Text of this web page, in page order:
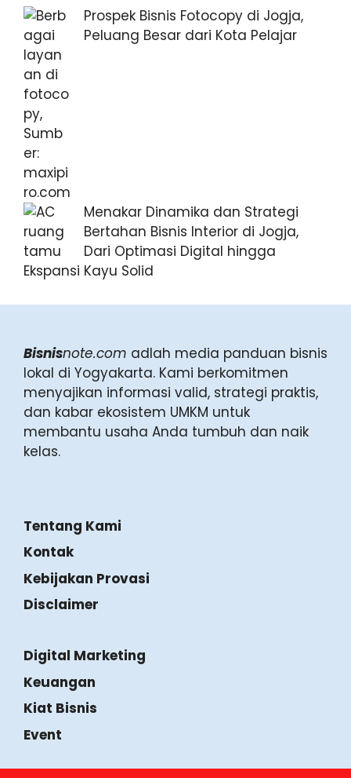
Prospek Bisnis Fotocopy di Jogja,
Peluang Besar dari Kota Pelajar
Menakar Dinamika dan Strategi
Bertahan Bisnis Interior di Jogja,
Dari Optimasi Digital hingga
Ekspansi Kayu Solid
Bisnisnote.com adlah media panduan bisnis
lokal di Yogyakarta. Kami berkomitmen
menyajikan informasi valid, strategi praktis,
dan kabar ekosistem UMKM untuk
membantu usaha Anda tumbuh dan naik
kelas.
Tentang Kami
Kontak
Kebijakan Provasi
Disclaimer
Digital Marketing
Keuangan
Kiat Bisnis
Event